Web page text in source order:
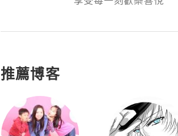
推薦博客